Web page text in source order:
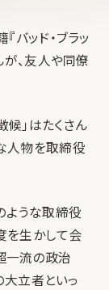
バッド・ブラッ
が、友人や同僚
」はたくさん
人物を取締役
ような取締役
を生かして会
一流の政治
大立者といっ